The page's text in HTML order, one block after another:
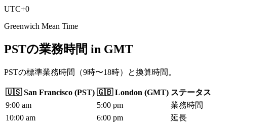
UTC+0
Greenwich Mean Time
PSTの業務時間 in GMT
PSTの標準業務時間（9時〜18時）と換算時間。
🇺🇸 San Francisco (PST) 🇬🇧 London (GMT) ステータス
9:00 am 5:00 pm
業務時間
10:00 am 6:00 pm
延長